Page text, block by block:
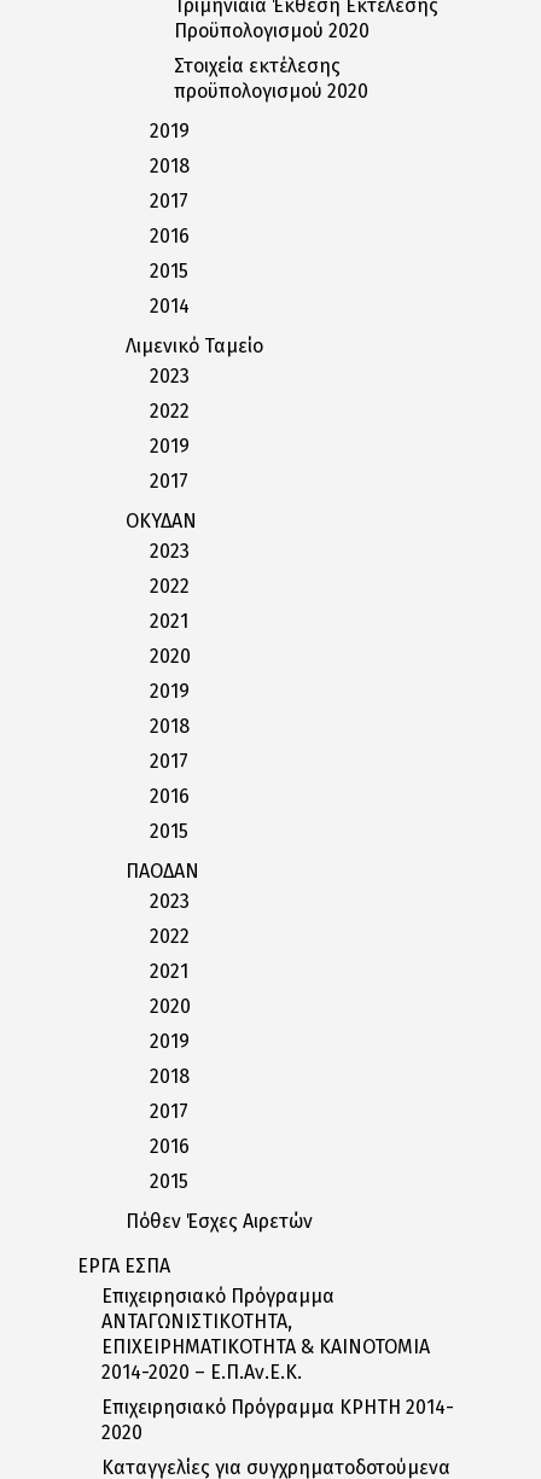
Τριμηνιαία Έκθεση Εκτέλεσης
Προϋπολογισμού 2020
Στοιχεία εκτέλεσης
προϋπολογισμού 2020
2019
2018
2017
2016
2015
2014
Λιμενικό Ταμείο
2023
2022
2019
2017
ΟΚΥΔΑΝ
2023
2022
2021
2020
2019
2018
2017
2016
2015
ΠΑΟΔΑΝ
2023
2022
2021
2020
2019
2018
2017
2016
2015
Πόθεν Έσχες Αιρετών
ΕΡΓΑ ΕΣΠΑ
Επιχειρησιακό Πρόγραμμα
ΑΝΤΑΓΩΝΙΣΤΙΚΟΤΗΤΑ,
ΕΠΙΧΕΙΡΗΜΑΤΙΚΟΤΗΤΑ & ΚΑΙΝΟΤΟΜΙΑ
2014-2020 – Ε.Π.Αν.Ε.Κ.
Επιχειρησιακό Πρόγραμμα ΚΡΗΤΗ 2014-
2020
Καταγγελίες για συγχρηματοδοτούμενα